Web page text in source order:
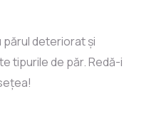
deteriorat și
tipurile de păr. Redă-i